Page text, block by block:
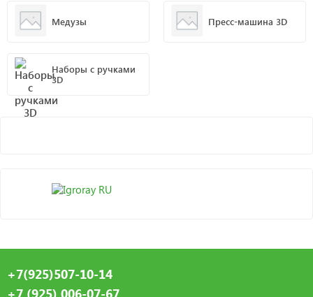
Медузы Пресс-машина 3D
Наборы с ручками
3D
+7(925)507-10-14
+7 (925) 006-07-67